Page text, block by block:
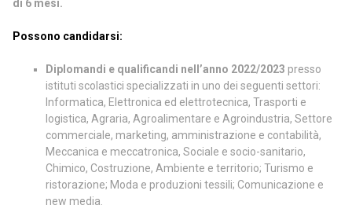
di 6 mesi.
Possono candidarsi:
Diplomandi e qualificandi nell’anno 2022/2023 presso
istituti scolastici specializzati in uno dei seguenti settori:
Informatica, Elettronica ed elettrotecnica, Trasporti e
logistica, Agraria, Agroalimentare e Agroindustria, Settore
commerciale, marketing, amministrazione e contabilità,
Meccanica e meccatronica, Sociale e socio-sanitario,
Chimico, Costruzione, Ambiente e territorio; Turismo e
ristorazione; Moda e produzioni tessili; Comunicazione e
new media.